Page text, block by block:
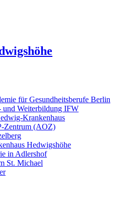
für Gesundheitsberufe Berlin
und Weiterbildung IFW
Krankenhaus
Zentrum (AOZ)
Hedwigshöhe
in Adlershof
St. Michael